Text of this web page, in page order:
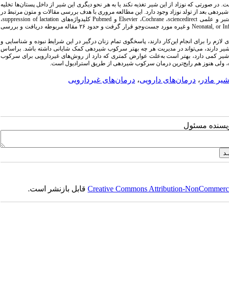
صورتی که نوزاد از این شیر تغذیه نکند یا به هر نحو دیگری این شیر از داخل پستان‌ها تخلیه
بعد از تولد نوزاد وجود دارد. این مطالعه مروری با هدف بررسی مقالات و متون مرتبط در
و علمی sciencedirect،Cochrane، Elsevierو Pubmedکلیدواژه‌های suppression of lactation،
Neonatal, or
و غیره مورد جست‌وجو قرار گرفت و حدود ۲۶ مقاله مربوطه دریافت و بررسی
را برای انجام این‌کار دارند، پاسخگوی تمام زنان درگیر در این شرایط نبوده و شناسایی و
دارند، می‌تواند در مدیریت هر چه بهتر سرکوب شیردهی کمک شایانی داشته باشد. براساس
کمی دارد، بهتر است به‌علت عوارض کمتری که دارد از روش‌های غیردارویی برای سرکوب
ولی هنوز هم رایج‌ترین درمان سرکوب شیردهی از طریق استرادیول است.
مادر ، درمان‌های دارویی، درمان‌های غیردارویی
مسئول
Creative Commons Attribution-قابل بازنشر است.